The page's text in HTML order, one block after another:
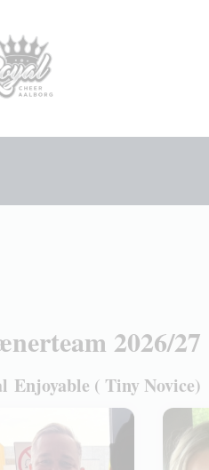
2026/27
Enjoyable ( Tiny Novice)